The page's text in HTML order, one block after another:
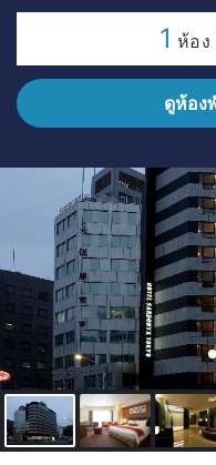
1 ห้อง
ดูห้อง